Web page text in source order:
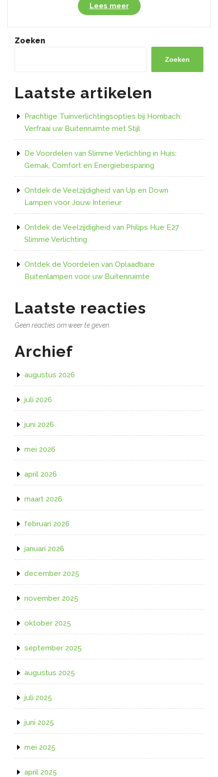
Lees meer“Ontdek
de
Voordelen
LED
Buitenlampen
voor
Tuinverlichting!”
Zoeken
Zoeken
Laatste artikelen
Prachtige Tuinverlichtingsopties bij Hornbach:
Verfraai uw Buitenruimte met Stijl
De Voordelen van Slimme Verlichting in Huis:
Gemak, Comfort en Energiebesparing
Ontdek de Veelzijdigheid van Up en Down
Lampen voor Jouw Interieur
Ontdek de Veelzijdigheid van Philips Hue E27
Slimme Verlichting
Ontdek de Voordelen van Oplaadbare
Buitenlampen voor uw Buitenruimte
Laatste reacties
Geen reacties om weer te geven.
Archief
augustus 2026
juli 2026
juni 2026
mei 2026
april 2026
maart 2026
februari 2026
januari 2026
december 2025
november 2025
oktober 2025
september 2025
augustus 2025
juli 2025
juni 2025
mei 2025
april 2025